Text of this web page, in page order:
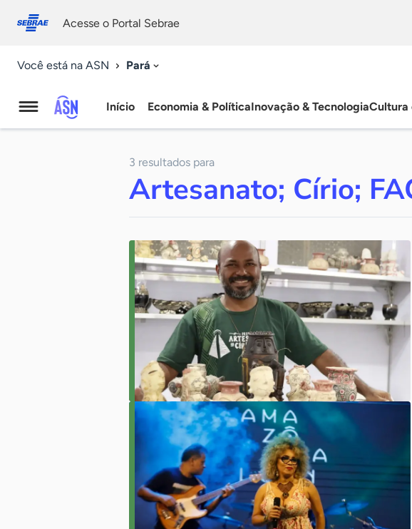
conosco
Acesse o Portal Sebrae
Você está na ASN Pará
Agência
Notícias
Início Economia & PolíticaInovação & TecnologiaCultura
3 resultados para
Artesanato; Círio;